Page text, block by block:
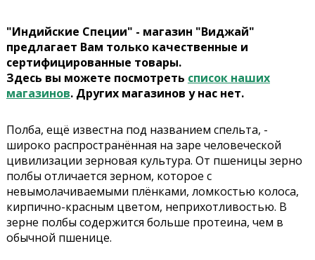
"Индийские Специи" - магазин "Виджай"
предлагает Вам только качественные и
сертифицированные товары.
Здесь вы можете посмотреть список наших
магазинов. Других магазинов у нас нет.
Полба, ещё известна под названием спельта, -
широко распространённая на заре человеческой
цивилизации зерновая культура. От пшеницы зерно
полбы отличается зерном, которое с
невымолачиваемыми плёнками, ломкостью колоса,
кирпично-красным цветом, неприхотливостью. В
зерне полбы содержится больше протеина, чем в
обычной пшенице.